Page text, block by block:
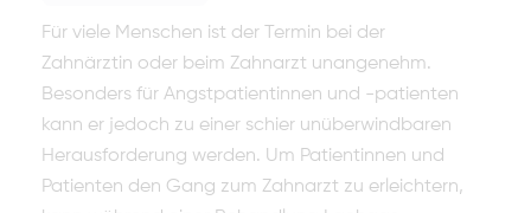
Für viele Menschen ist der Termin bei der
Zahnärztin oder beim Zahnarzt unangenehm.
Besonders für Angstpatientinnen und -patienten
kann er jedoch zu einer schier unüberwindbaren
Herausforderung werden. Um Patientinnen und
Patienten den Gang zum Zahnarzt zu erleichtern,